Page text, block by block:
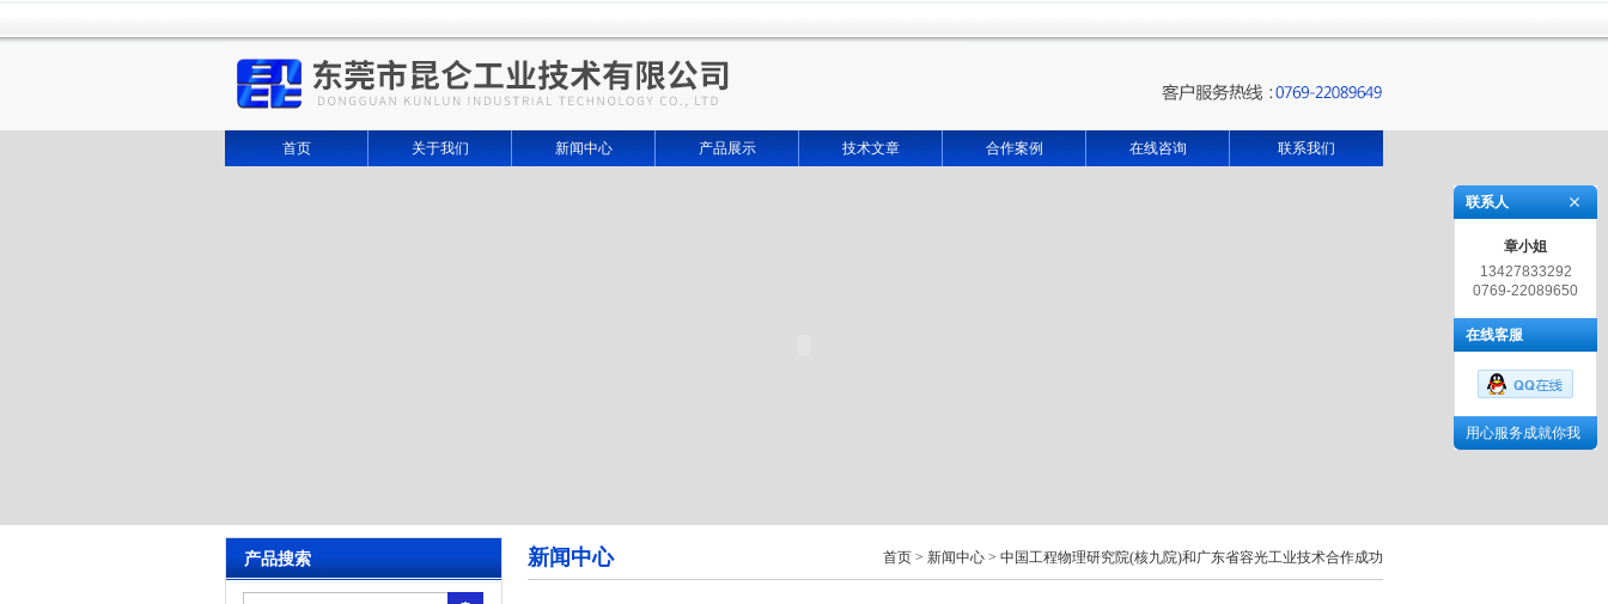
首页 关于我们 新闻中心 产品展示 技术文章 合作案例 在线咨询 联系我们
产品搜索 新闻中心 首页 > 新闻中心 > 中国工程物理研究院(核九院)和广东省容光工业技术合作成功
联系人
章小姐
13427833292
0769-22089650
在线客服
用心服务成就你我